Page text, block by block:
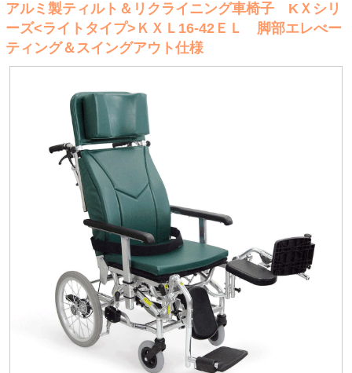
アルミ製ティルト＆リクライニング車椅子 KＸシリ
ーズ<ライトタイプ>ＫＸＬ16-42ＥＬ 脚部エレべー
ティング＆スイングアウト仕様